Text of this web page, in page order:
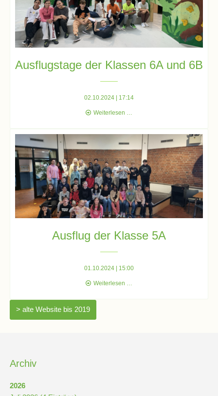
Downloads
und
Formulare
Infos
Schülerbücherei
Hausordnung
Schulbuchordnung
Pausenordnung
Datenschutz
Schokoticket
Ausflugstage der Klassen 6A und 6B
02.10.2024 | 17:14
Weiterlesen …
und
6B
Ausflug der Klasse 5A
01.10.2024 | 15:00
Weiterlesen …
> alte Website bis 2019
Archiv
2026